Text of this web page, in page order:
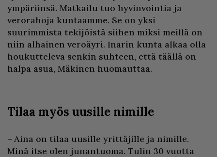
ympäriinsä. Matkailu tuo hyvinvointia ja
verorahoja kuntaamme. Se on yksi
suurimmista tekijöistä siihen miksi meillä on
niin alhainen veroäyri. Inarin kunta alkaa olla
houkutteleva senkin suhteen, että täällä on
halpa asua, Mäkinen huomauttaa.
Tilaa myös uusille nimille
– Aina on tilaa uusille yrittäjille ja nimille.
Minä itse olen junantuoma. Tulin 30 vuotta